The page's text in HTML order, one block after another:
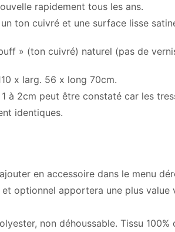
rapidement tous les ans.
ton cuivré et une surface lisse
» (ton cuivré) naturel (pas de
x larg. 56 x long 70cm.
à 2cm peut être constaté car les
identiques.
en accessoire dans le menu
optionnel apportera une plus
non déhoussable. Tissu